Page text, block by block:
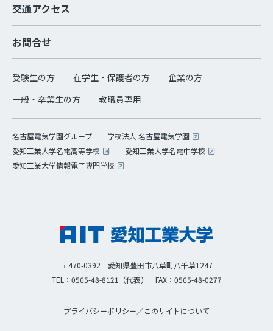
交通アクセス
お問合せ
受験生の方 在学生・保護者の方
企業の方
一般・卒業生の方
教職員専用
名古屋電気学園グループ
学校法人 名古屋電気学園
愛知工業大学名電高等学校
愛知工業大学名電中学校
愛知工業大学情報電子専門学校
〒470-0392 愛知県豊田市八草町八千草1247
TEL：0565-48-8121（代表）
FAX：0565-48-0277
プライバシーポリシー／このサイトについて